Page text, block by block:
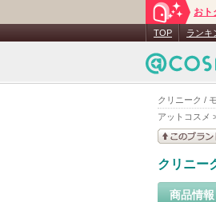
クリニーク /
アットコスメ
おト
TOP ランキ
このブラン
クリニー
商品情報